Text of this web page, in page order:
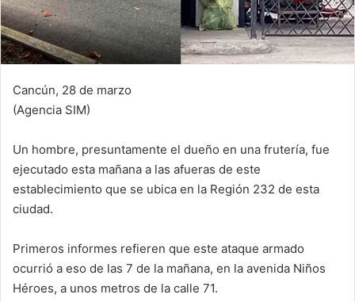
Cancún, 28 de marzo
(Agencia SIM)
Un hombre, presuntamente el dueño en una frutería, fue
ejecutado esta mañana a las afueras de este
establecimiento que se ubica en la Región 232 de esta
ciudad.
Primeros informes refieren que este ataque armado
ocurrió a eso de las 7 de la mañana, en la avenida Niños
Héroes, a unos metros de la calle 71.